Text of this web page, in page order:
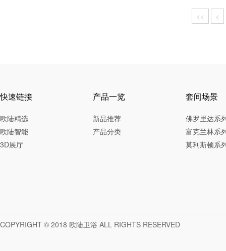
<< <
快速链接
欧陆精选
欧陆智能
3D展厅
产品一览
新品推荐
产品分类
套间场景
佛罗里达系
富克兰林系
莫利斯顿系
COPYRIGHT © 2018 欧陆卫浴 ALL RIGHTS RESERVED